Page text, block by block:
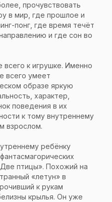
прочувствовать
в мир, где прошлое и
понг, где время течёт
и где сон во
к игрушке. Именно
всего умеет
образе яркую
характер,
поведения в их
к тому внутреннему
взрослом.
ребёнку
птицы». Похожий на
«летун» в
к рукам
крылья. Он уже